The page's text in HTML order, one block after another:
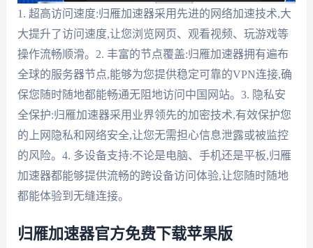
1. 超高访问速度:归雁加速器采用先进的网络加速技术,大
大提升了访问速度,让您浏览网页、观看视频、玩游戏等
操作流畅顺滑。2. 丰富的节点覆盖:归雁加速器拥有遍布
全球的服务器节点,能够为您提供稳定可靠的VPN连接,确
保您随时随地都能畅通无阻地访问中国网站。3. 隐私安
全保护:归雁加速器采用业界领先的加密技术,有效保护您
的上网隐私和网络安全,让您无需担心信息泄露或被监控
的风险。4. 多设备支持:不论是电脑、手机还是平板,归雁
加速器都能够提供流畅的跨设备访问体验,让您随时随地
都能体验到无缝连接。
归雁加速器官方免费下载苹果版